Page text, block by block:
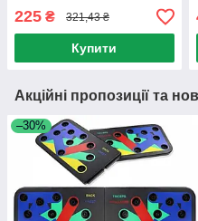
преса / Тренажер преса
для дому
225 ₴ 321,43 ₴
Купити
Акційні пропозиції та
–30%